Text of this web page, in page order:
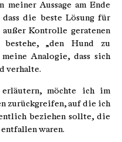
Aussage am Ende
die beste Lösung für
außer Kontrolle geratenen
„den Hund zu
Analogie, dass sich
verhalte.
möchte ich im
zurückgreifen, auf die ich
beziehen sollte, die
waren.